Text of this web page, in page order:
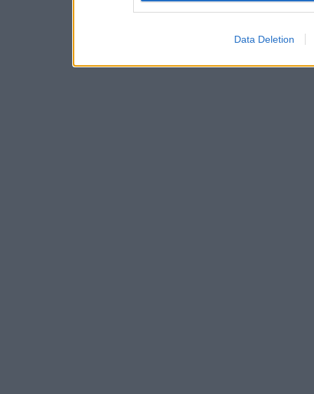
Data Deletion